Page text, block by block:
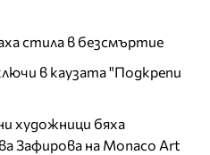
стила в безсмъртие
в каузата "Подкрепи
художници бяха
Зафирова на Monaco Art